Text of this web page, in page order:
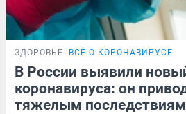
ЗДОРОВЬЕ ВСЁ О КОРОНАВИРУСЕ
В России выявили
коронавируса: он
тяжелым последствиям